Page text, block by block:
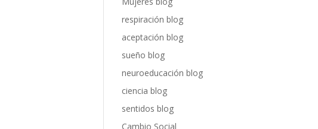
respiración blog
aceptación blog
sueño blog
neuroeducación blog
ciencia blog
sentidos blog
Cambio Social